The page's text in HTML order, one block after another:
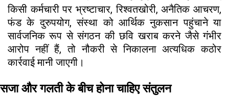
किसी कर्मचारी पर भ्रष्टाचार, रिश्वतखोरी, अनैतिक आचरण,
फंड के दुरुपयोग, संस्था को आर्थिक नुकसान पहुंचाने या
सार्वजनिक रूप से संगठन की छवि खराब करने जैसे गंभीर
आरोप नहीं हैं, तो नौकरी से निकालना अत्यधिक कठोर
कार्रवाई मानी जाएगी।
सजा और गलती के बीच होना चाहिए संतुलन